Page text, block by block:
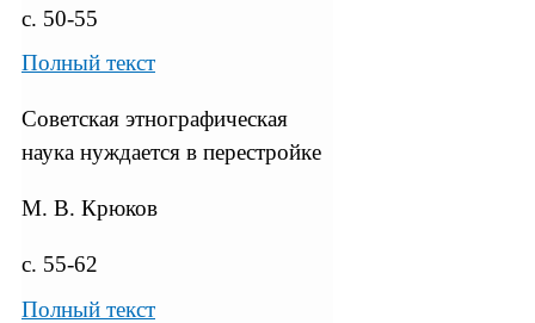
с. 50-55
Полный текст
Советская этнографическая
наука нуждается в перестройке
М. В. Крюков
с. 55-62
Полный текст